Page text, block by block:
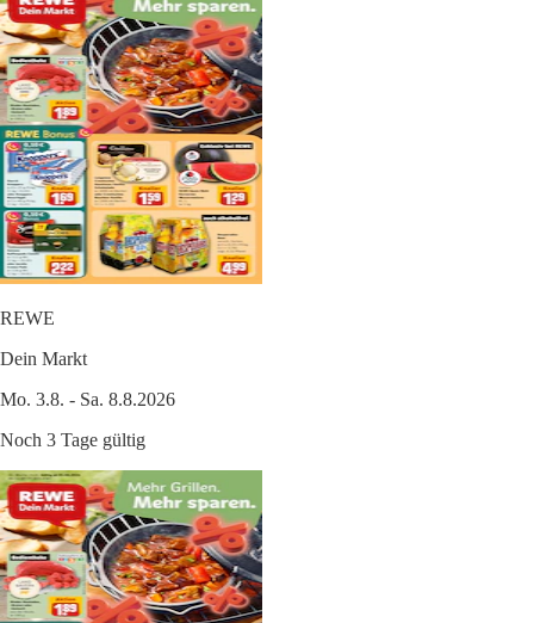
REWE
Dein Markt
Mo. 3.8. - Sa. 8.8.2026
Noch 3 Tage gültig